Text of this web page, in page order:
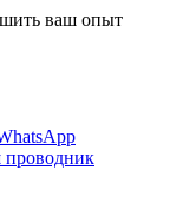
ваш опыт